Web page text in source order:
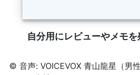
自分用にレビューやメモを
© 音声: VOICEVOX 青山龍星（男